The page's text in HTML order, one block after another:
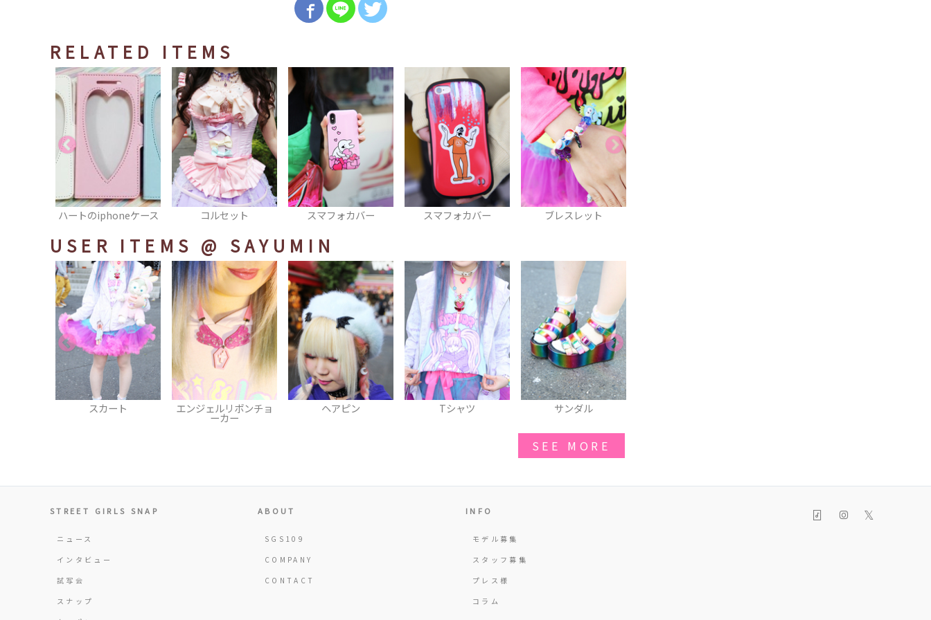
RELATED ITEMS
コルセット スマフォカバー スマフォカバー ブレスレット スカート
USER ITEMS @ SAYUMIN
エンジェルリボンチョ
ーカー
ヘアピン Tシャツ サンダル スカート
SEE MORE
STREET GIRLS SNAP
ニュース
インタビュー
試写会
スナップ
ABOUT
SGS109
COMPANY
CONTACT
INFO
モデル募集
スタッフ募集
プレス様
コラム
𝕏